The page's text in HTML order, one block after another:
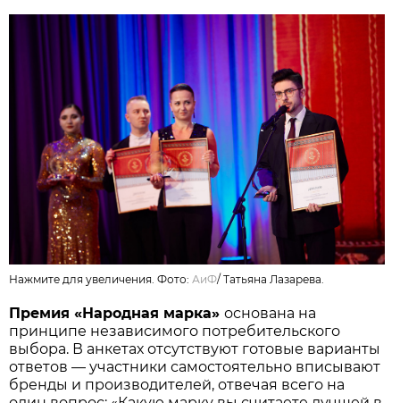
Нажмите для увеличения. Фото: АиФ/Татьяна Лазарева.
Премия «Народная марка»основана на
принципе независимого потребительского
выбора. В анкетах отсутствуют готовые варианты
ответов — участники самостоятельно вписывают
бренды и производителей, отвечая всего на